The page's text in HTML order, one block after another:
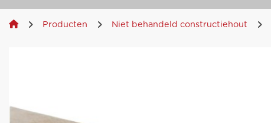
Producten Niet behandeld constructiehout